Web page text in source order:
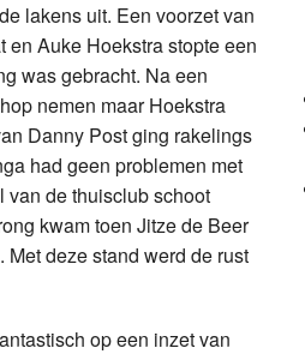
lakens uit. Een voorzet van
en Auke Hoekstra stopte een
was gebracht. Na een
nemen maar Hoekstra
Danny Post ging rakelings
had geen problemen met
van de thuisclub schoot
kwam toen Jitze de Beer
deze stand werd de rust
op een inzet van